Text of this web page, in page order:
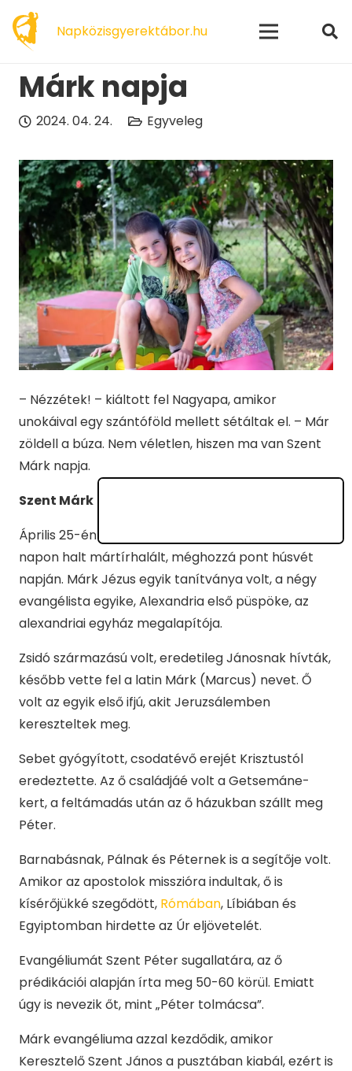
Napközisgyerektábor.hu
Márk napja
2024. 04. 24. Egyveleg
– Nézzétek! – kiáltott fel Nagyapa, amikor
unokáival egy szántóföld mellett sétáltak el. – Már
zöldell a búza. Nem véletlen, hiszen ma van Szent
Márk napja.
Szent Márk
Április 25-én van Szent Márk napja, mivel ezen a
napon halt mártírhalált, méghozzá pont húsvét
napján. Márk Jézus egyik tanítványa volt, a négy
evangélista egyike, Alexandria első püspöke, az
alexandriai egyház megalapítója.
Zsidó származású volt, eredetileg Jánosnak hívták,
később vette fel a latin Márk (Marcus) nevet. Ő
volt az egyik első ifjú, akit Jeruzsálemben
kereszteltek meg.
Sebet gyógyított, csodatévő erejét Krisztustól
eredeztette. Az ő családjáé volt a Getsemáne-
kert, a feltámadás után az ő házukban szállt meg
Péter.
Barnabásnak, Pálnak és Péternek is a segítője volt.
Amikor az apostolok misszióra indultak, ő is
kísérőjükké szegődött, Rómában, Líbiában és
Egyiptomban hirdette az Úr eljövetelét.
Evangéliumát Szent Péter sugallatára, az ő
prédikációi alapján írta meg 50-60 körül. Emiatt
úgy is nevezik őt, mint „Péter tolmácsa”.
Márk evangéliuma azzal kezdődik, amikor
Keresztelő Szent János a pusztában kiabál, ezért is